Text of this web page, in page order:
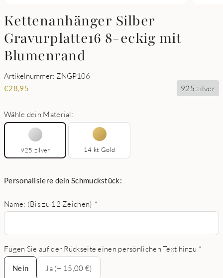
Kettenanhänger Silber
Gravurplatte16 8-eckig mit
Blumenrand
Artikelnummer: ZNGP106
€28,95 925 zilver
Wähle dein Material:
925 zilver 14 kt Gold
Personalisiere dein Schmuckstück:
Name: (Bis zu 12 Zeichen) *
Fügen Sie auf der Rückseite einen persönlichen Text hinzu *
Nein
Nein
Ja (+ 15,00 €)